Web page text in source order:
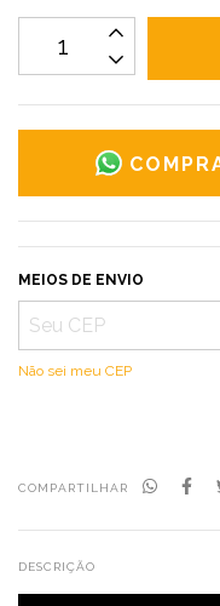
MEIOS DE ENVIO
Não sei meu CEP
COMPARTILHAR
DESCRIÇÃO